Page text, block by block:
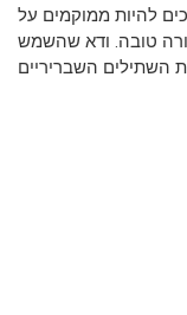
להיות ממוקמים על
טובה. ודא שהשמש